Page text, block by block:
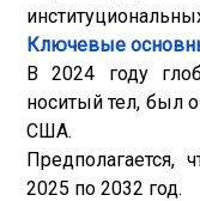
Ключевые
В 2024 году
носитый тел, был
США.
Предполагается,
2025 по 2032 год.